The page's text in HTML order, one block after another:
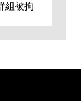
組被拘